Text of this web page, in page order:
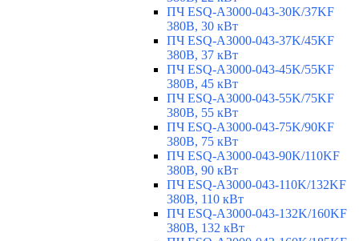
ПЧ ESQ-A3000-043-30K/37KF
380В, 30 кВт
ПЧ ESQ-A3000-043-37K/45KF
380В, 37 кВт
ПЧ ESQ-A3000-043-45K/55KF
380В, 45 кВт
ПЧ ESQ-A3000-043-55K/75KF
380В, 55 кВт
ПЧ ESQ-A3000-043-75K/90KF
380В, 75 кВт
ПЧ ESQ-A3000-043-90K/110KF
380В, 90 кВт
ПЧ ESQ-A3000-043-110K/132KF
380В, 110 кВт
ПЧ ESQ-A3000-043-132K/160KF
380В, 132 кВт